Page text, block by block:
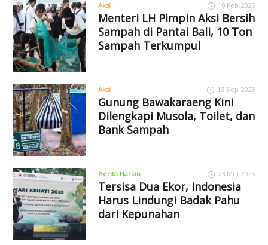
Aksi 10 Feb 2026
Menteri LH Pimpin Aksi Bersih
Sampah di Pantai Bali, 10 Ton
Sampah Terkumpul
Aksi 13 Sep 2025
Gunung Bawakaraeng Kini
Dilengkapi Musola, Toilet, dan
Bank Sampah
Berita Harian 23 Mei 2025
Tersisa Dua Ekor, Indonesia
Harus Lindungi Badak Pahu
dari Kepunahan